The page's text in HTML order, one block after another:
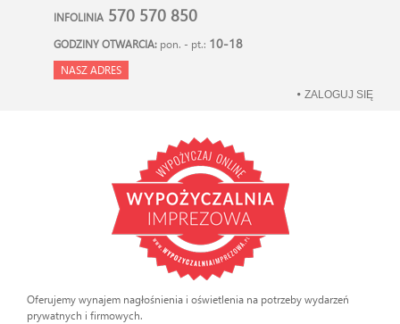
INFOLINIA 570 570 850
GODZINY OTWARCIA: pon. - pt.: 10-18
NASZ ADRES
ZALOGUJ SIĘ
Oferujemy wynajem nagłośnienia i oświetlenia na potrzeby wydarzeń
prywatnych i firmowych.